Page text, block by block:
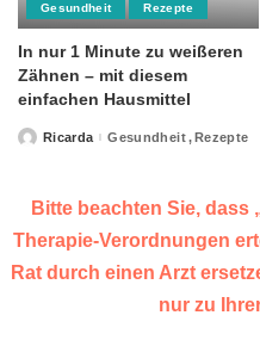
Gesundheit Rezepte
In nur 1 Minute zu weißeren
Zähnen – mit diesem
einfachen Hausmittel
PostedRicarda Gesundheit Rezepte
Bitte beachten Sie, dass
Therapie-Verordnungen
Rat durch einen Arzt
nur zu